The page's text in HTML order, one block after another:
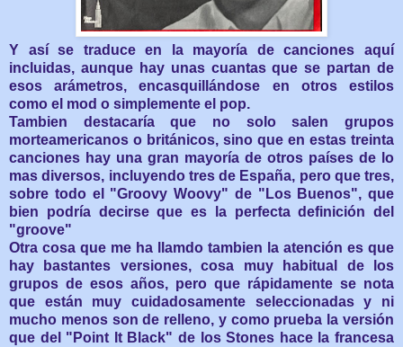
Y así se traduce en la mayoría de canciones aquí
incluidas, aunque hay unas cuantas que se partan de
esos arámetros, encasquillándose en otros estilos
como el mod o simplemente el pop.
Tambien destacaría que no solo salen grupos
morteamericanos o británicos, sino que en estas treinta
canciones hay una gran mayoría de otros países de lo
mas diversos, incluyendo tres de España, pero que tres,
sobre todo el "Groovy Woovy" de "Los Buenos", que
bien podría decirse que es la perfecta definición del
"groove"
Otra cosa que me ha llamdo tambien la atención es que
hay bastantes versiones, cosa muy habitual de los
grupos de esos años, pero que rápidamente se nota
que están muy cuidadosamente seleccionadas y ni
mucho menos son de relleno, y como prueba la versión
que del "Point It Black" de los Stones hace la francesa